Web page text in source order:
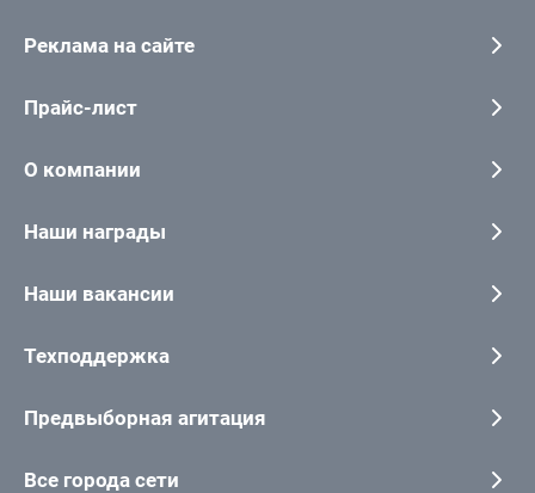
Реклама на сайте
Прайс-лист
О компании
Наши награды
Наши вакансии
Техподдержка
Предвыборная агитация
Все города сети